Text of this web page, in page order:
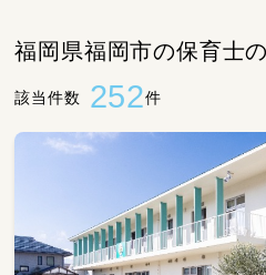
福岡県福岡市の保育士
該当件数 252件